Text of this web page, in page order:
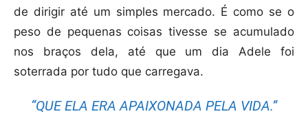
de dirigir até um simples mercado. É como se o
peso de pequenas coisas tivesse se acumulado
nos braços dela, até que um dia Adele foi
soterrada por tudo que carregava.
“QUE ELA ERA APAIXONADA PELA VIDA.”